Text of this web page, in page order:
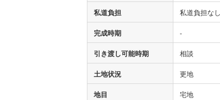
私道負担 私道負担な
完成時期 -
引き渡し可能時期 相談
土地状況 更地
地目 宅地